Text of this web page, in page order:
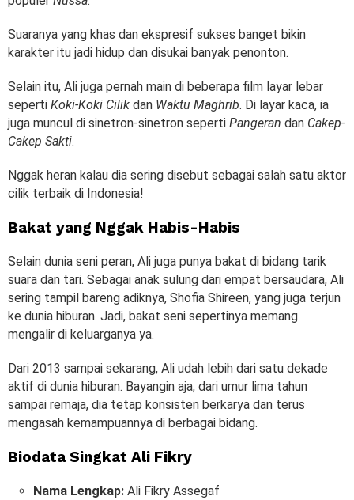
Suaranya yang khas dan ekspresif sukses banget bikin
karakter itu jadi hidup dan disukai banyak penonton.
Selain itu, Ali juga pernah main di beberapa film layar lebar
seperti Koki-Koki Cilik dan Waktu Maghrib. Di layar kaca, ia
juga muncul di sinetron-sinetron seperti Pangeran dan Cakep-
Cakep Sakti.
Nggak heran kalau dia sering disebut sebagai salah satu aktor
cilik terbaik di Indonesia!
Bakat yang Nggak Habis-Habis
Selain dunia seni peran, Ali juga punya bakat di bidang tarik
suara dan tari. Sebagai anak sulung dari empat bersaudara, Ali
sering tampil bareng adiknya, Shofia Shireen, yang juga terjun
ke dunia hiburan. Jadi, bakat seni sepertinya memang
mengalir di keluarganya ya.
Dari 2013 sampai sekarang, Ali udah lebih dari satu dekade
aktif di dunia hiburan. Bayangin aja, dari umur lima tahun
sampai remaja, dia tetap konsisten berkarya dan terus
mengasah kemampuannya di berbagai bidang.
Biodata Singkat Ali Fikry
Nama Lengkap: Ali Fikry Assegaf